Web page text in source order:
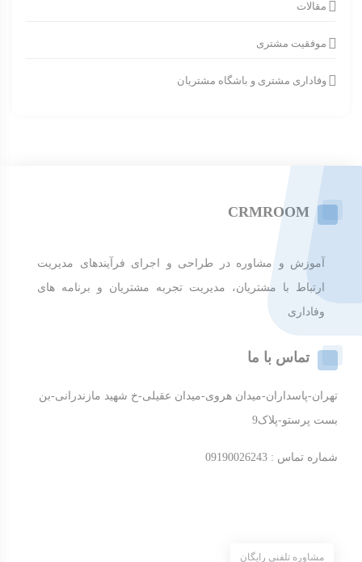
مقالات
موفقیت مشتری
وفاداری مشتری و باشگاه مشتریان
CRMROOM
آموزش و مشاوره در طراحی و اجرای فرآیندهای مدیریت
ارتباط با مشتریان، مدیریت تجربه مشتریان و برنامه های
وفاداری
تماس با ما
تهران-پاسداران-میدان هروی-میدان عقیلی-خ شهید مازندرانی-بن
بست پرستو-پلاک9
شماره تماس : 09190026243
مشاوره تلفنی رایگان